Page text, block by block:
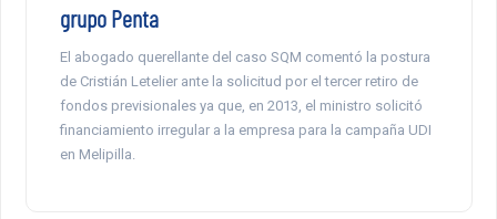
grupo Penta
El abogado querellante del caso SQM comentó la postura
de Cristián Letelier ante la solicitud por el tercer retiro de
fondos previsionales ya que, en 2013, el ministro solicitó
financiamiento irregular a la empresa para la campaña UDI
en Melipilla.